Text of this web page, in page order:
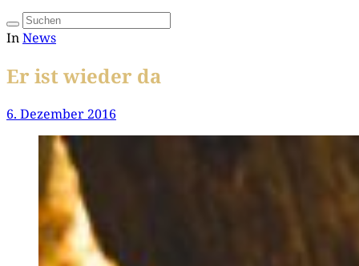
InNews
Er ist wieder da
6. Dezember 2016